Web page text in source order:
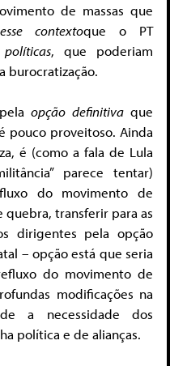
de massas que
contextoque o PT
, que poderiam
burocratização.
opção definitivaque
pouco proveitoso. Ainda
é (como a fala de Lula
parece tentar)
do movimento de
quebra, transferir para as
dirigentes pela opção
– opção está que seria
do movimento de
modificações na
a necessidade dos
política e de alianças.